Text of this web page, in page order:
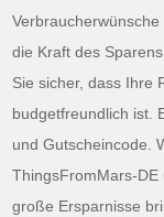
die Kraft des
Sie sicher, dass Ihre
budgetfreundlich ist.
und Gutscheincode.
ThingsFromMars-DE
große Ersparnisse